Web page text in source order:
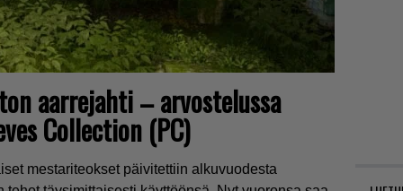
aarrejahti – arvostelussa
Collection (PC)
mestariteokset päivitettiin alkuvuodesta